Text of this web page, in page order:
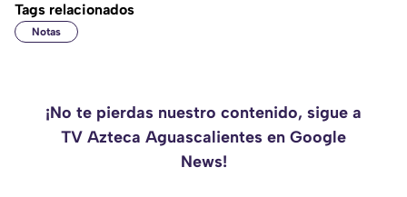
Tags relacionados
Notas
¡No te pierdas nuestro contenido, sigue a
TV Azteca Aguascalientes en Google
News!